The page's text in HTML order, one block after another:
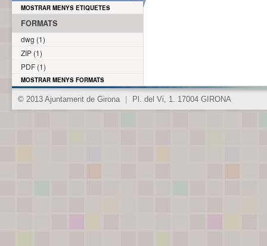
MOSTRAR MENYS ETIQUETES
FORMATS
dwg (1)
ZIP (1)
PDF (1)
MOSTRAR MENYS FORMATS
© 2013 Ajuntament de Girona Pl. del Vi, 1. 17004 GIRONA